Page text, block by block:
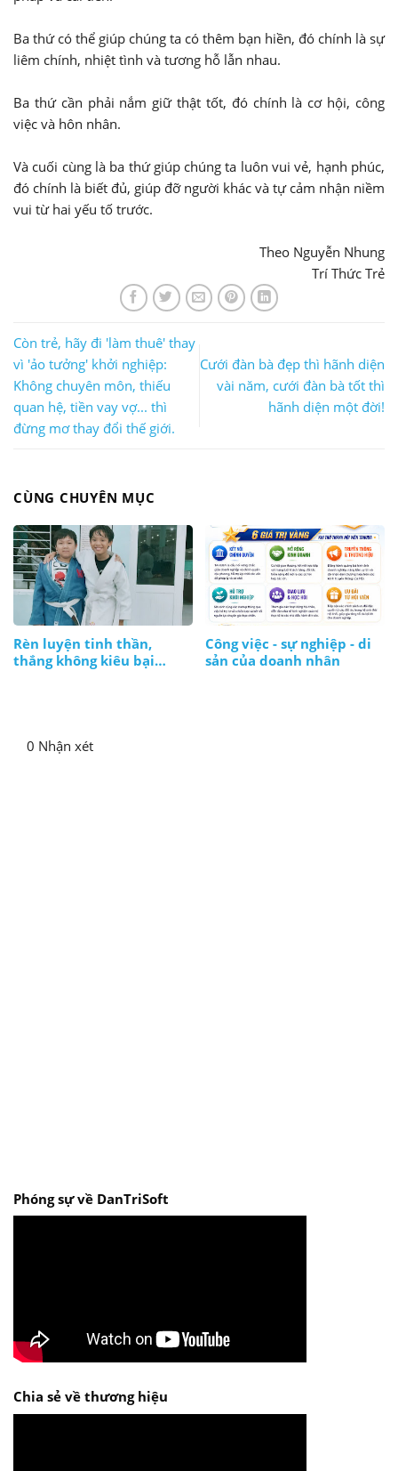
Ba thứ có thể giúp chúng ta có thêm bạn hiền, đó chính là sự
liêm chính, nhiệt tình và tương hỗ lẫn nhau.
Ba thứ cần phải nắm giữ thật tốt, đó chính là cơ hội, công
việc và hôn nhân.
Và cuối cùng là ba thứ giúp chúng ta luôn vui vẻ, hạnh phúc,
đó chính là biết đủ, giúp đỡ người khác và tự cảm nhận niềm
vui từ hai yếu tố trước.
Theo Nguyễn Nhung
Trí Thức Trẻ
Còn trẻ, hãy đi 'làm thuê' thay
vì 'ảo tưởng' khởi nghiệp:
Không chuyên môn, thiếu
quan hệ, tiền vay vợ... thì
đừng mơ thay đổi thế giới.
Cưới đàn bà đẹp thì hãnh diện
vài năm, cưới đàn bà tốt thì
hãnh diện một đời!
CÙNG CHUYÊN MỤC
Rèn luyện tinh thần,
thắng không kiêu bại
Công việc - sự nghiệp - di
sản của doanh nhân
0 Nhận xét
Phóng sự về DanTriSoft
Chia sẻ về thương hiệu